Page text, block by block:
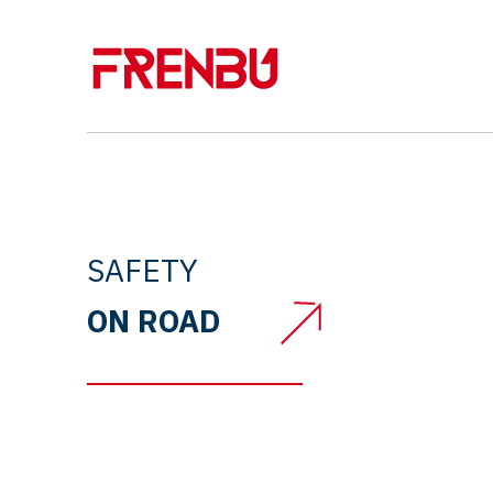
SAFETY
ON ROAD